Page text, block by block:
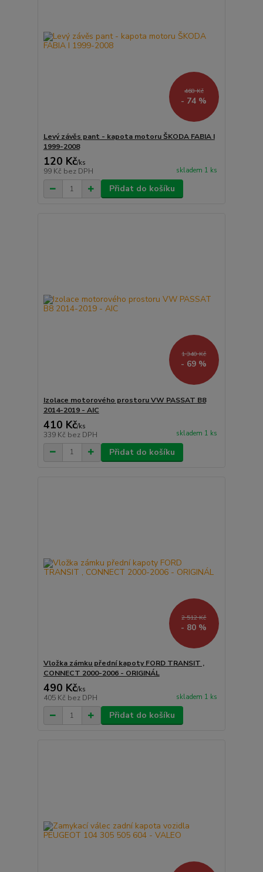
468 Kč
- 74 %
Levý závěs pant - kapota motoru ŠKODA FABIA I
1999-2008
120 Kč/ks
99 Kč bez DPH skladem 1 ks
Přidat do košíku
1 340 Kč
- 69 %
Izolace motorového prostoru VW PASSAT B8
2014-2019 - AIC
410 Kč/ks
339 Kč bez DPH skladem 1 ks
Přidat do košíku
2 512 Kč
- 80 %
Vložka zámku přední kapoty FORD TRANSIT ,
CONNECT 2000-2006 - ORIGINÁL
490 Kč/ks
405 Kč bez DPH skladem 1 ks
Přidat do košíku